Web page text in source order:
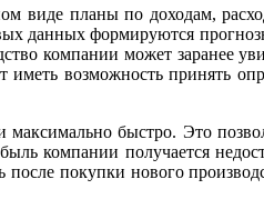
виде планы по доходам,
данных формируются
компании может заранее
возможность принять
быстро. Это
компании получается
покупки нового